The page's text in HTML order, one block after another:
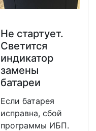
Не стартует.
Светится
индикатор
замены
батареи
Если батарея
исправна, сбой
программы ИБП.